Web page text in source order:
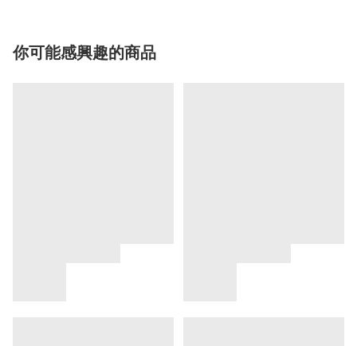
你可能感興趣的商品